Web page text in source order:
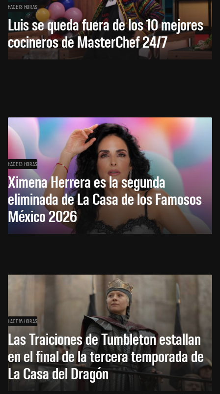
HACE 13 HORAS
Luis se queda fuera de los 10 mejores
cocineros de MasterChef 24/7
HACE 13 HORAS
Ximena Herrera es la segunda
eliminada de La Casa de los Famosos
México 2026
HACE 16 HORAS
Las Traiciones de Tumbleton estallan
en el final de la tercera temporada de
La Casa del Dragón